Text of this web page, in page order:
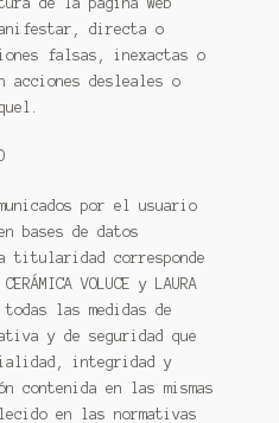
directa o
falsas, inexactas o
desleales o
por el usuario
bases de datos
titularidad corresponde
VOLUCE y LAURA
todas las medidas de
y de seguridad que
integridad y
contenida en las mismas
en las normativas